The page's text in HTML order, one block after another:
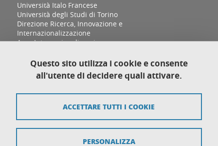
Università Italo Francese
Università degli Studi di Torino
Direzione Ricerca, Innovazione e
Internazionalizzazione
Area Internazionalizzazione
allo Sviluppo
Complesso Aldo Moro, Palazzina D
Via Sant'Ottavio 12/B
Mappa del sito
Questo sito utilizza i cookie e consente
all'utente di decidere quali attivare.
ACCETTARE TUTTI I COOKIE
PERSONALIZZA